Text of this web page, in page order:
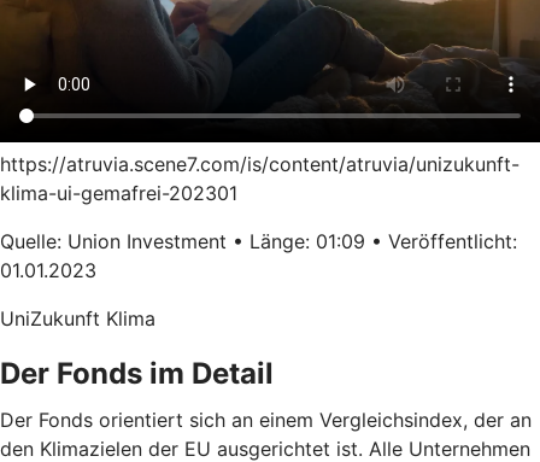
https://atruvia.scene7.com/is/content/atruvia/unizukunft-
klima-ui-gemafrei-202301
Quelle: Union Investment • Länge: 01:09 • Veröffentlicht:
01.01.2023
UniZukunft Klima
Der Fonds im Detail
Der Fonds orientiert sich an einem Vergleichsindex, der an
den Klimazielen der EU ausgerichtet ist. Alle Unternehmen